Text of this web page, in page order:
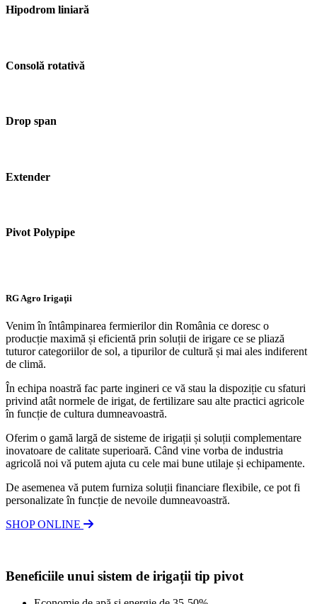
Hipodrom liniară
Consolă rotativă
Drop span
Extender
Pivot Polypipe
RG Agro Irigaţii
Venim în întâmpinarea fermierilor din România ce doresc o
producție maximă și eficientă prin soluții de irigare ce se pliază
tuturor categoriilor de sol, a tipurilor de cultură și mai ales indiferent
de climă.
În echipa noastră fac parte ingineri ce vă stau la dispoziție cu sfaturi
privind atât normele de irigat, de fertilizare sau alte practici agricole
în funcție de cultura dumneavoastră.
Oferim o gamă largă de sisteme de irigații și soluții complementare
inovatoare de calitate superioară. Când vine vorba de industria
agricolă noi vă putem ajuta cu cele mai bune utilaje și echipamente.
De asemenea vă putem furniza soluții financiare flexibile, ce pot fi
personalizate în funcție de nevoile dumneavoastră.
SHOP ONLINE
Beneficiile unui sistem de irigații tip pivot